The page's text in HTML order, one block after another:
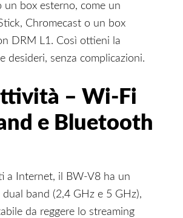
un box esterno, come un
Chromecast o un box
DRM L1. Così ottieni la
desideri, senza complicazioni.
– Wi-Fi
e Bluetooth
a Internet, il BW-V8 ha un
band (2,4 GHz e 5 GHz),
da reggere lo streaming